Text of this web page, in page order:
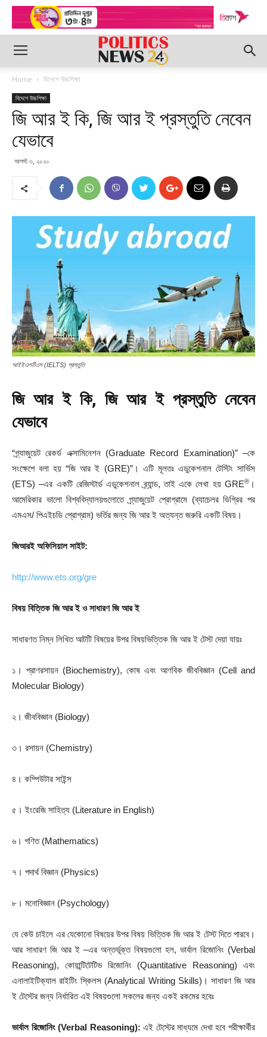
Home বিদেশে উচ্চশিক্ষা
বিদেশে উচ্চশিক্ষা
জি আর ই কি, জি আর ই প্রস্তুতি নেবেন
যেভাবে
আগস্ট ৩, ২০২০
আইইএলটিএস (IELTS) প্রস্তুতি
জি আর ই কি, জি আর ই প্রস্তুতি নেবেন
যেভাবে
“গ্র্যাজুয়েট রেকর্ড এক্সামিনেশন (Graduate Record Examination)” –কে
সংক্ষেপে বলা হয় “জি আর ই (GRE)”। এটি মূলতঃ এডুকেশনাল টেস্টিং সার্ভিস
(ETS) –এর একটি রেজিস্টার্ড এডুকেশনাল ব্র্যান্ড, তাই একে লেখা হয় GRE® ।
আমেরিকার ভালো বিশ্ববিদ্যালয়গুলোতে গ্র্যাজুয়েট প্রোগ্রামে (ব্যাচেলর ডিগ্রির পর
এমএস/ পিএইচডি প্রোগ্রাম) ভর্তির জন্য জি আর ই অত্যন্ত জরুরি একটি বিষয়।
জিআরই অফিসিয়াল সাইট:
http://www.ets.org/gre
বিষয় বিত্তিক জি আর ই ও সাধারণ জি আর ই
সাধারণত নিম্ন লিখিত আটটি বিষয়ের উপর বিষয়ভিত্তিক জি আর ই টেস্ট দেয়া যায়ঃ
১। প্রাণরসায়ন (Biochemistry), কোষ এবং আণবিক জীববিজ্ঞান (Cell and
Molecular Biology)
২। জীববিজ্ঞান (Biology)
৩। রসায়ন (Chemistry)
৪। কম্পিউটার সাইন্স
৫। ইংরেজি সাহিত্য (Literature in English)
৬। গণিত (Mathematics)
৭। পদার্থ বিজ্ঞান (Physics)
৮। মনোবিজ্ঞান (Psychology)
যে কেউ চাইলে এর যেকোনো বিষয়ের উপর বিষয় ভিত্তিক জি আর ই টেস্ট দিতে পারবে।
আর সাধারণ জি আর ই –এর অন্তর্ভূক্ত বিষয়গুলো হল, ভার্বাল রিজোনিং (Verbal
Reasoning), কোয়ান্টিটেটিভ রিজোনিং (Quantitative Reasoning) এবং
এনালাইটিক্যাল রাইটিং স্কিলস (Analytical Writing Skills)। সাধারণ জি আর
ই টেস্টের জন্য নির্ধারিত এই বিষয়গুলো সকলের জন্য একই রকমের হবেঃ
ভার্বাল রিজোনিং(Verbal Reasoning):এই টেস্টের মাধ্যমে দেখা হবে পরীক্ষার্থীর